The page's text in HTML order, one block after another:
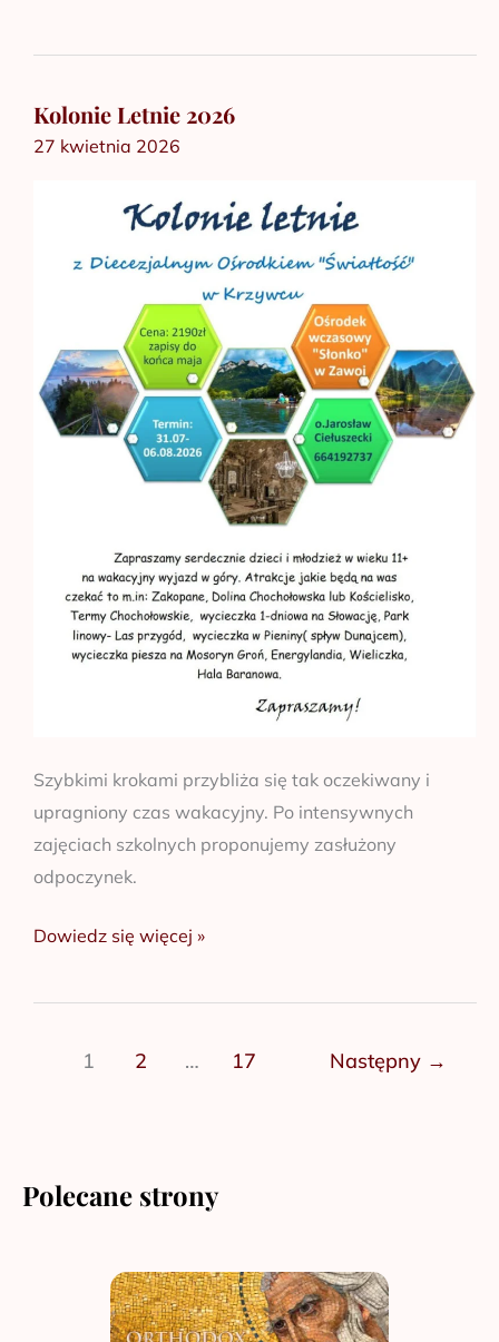
Kolonie Letnie 2026
27 kwietnia 2026
Szybkimi krokami przybliża się tak oczekiwany i
upragniony czas wakacyjny. Po intensywnych
zajęciach szkolnych proponujemy zasłużony
odpoczynek.
Kolonie
Letnie
Dowiedz się więcej »
1 2 … 17 Następny →
Polecane strony